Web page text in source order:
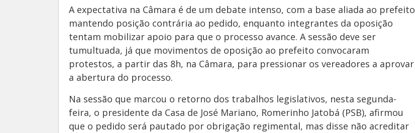
A expectativa na Câmara é de um debate intenso, com a base aliada ao prefeito
mantendo posição contrária ao pedido, enquanto integrantes da oposição
tentam mobilizar apoio para que o processo avance. A sessão deve ser
tumultuada, já que movimentos de oposição ao prefeito convocaram
protestos, a partir das 8h, na Câmara, para pressionar os vereadores a aprovar
a abertura do processo.
Na sessão que marcou o retorno dos trabalhos legislativos, nesta segunda-
feira, o presidente da Casa de José Mariano, Romerinho Jatobá (PSB), afirmou
que o pedido será pautado por obrigação regimental, mas disse não acreditar